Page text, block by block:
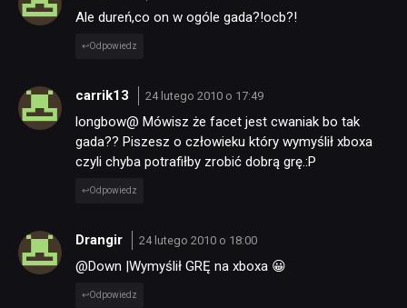
Ale dureń,co on w ogóle gada?!ocb?!
Odpowiedz
carrik13 24 lutego 2010 o 17:49
longbow@ Mówisz że facet jest cwaniak bo tak
gada?? Piszesz o człowieku który wymyślił xboxa
czyli chyba potrafiłby zrobić dobrą grę.:P
Odpowiedz
Drangir 24 lutego 2010 o 18:00
@Down |Wymyślił GRĘ na xboxa 😀
Odpowiedz